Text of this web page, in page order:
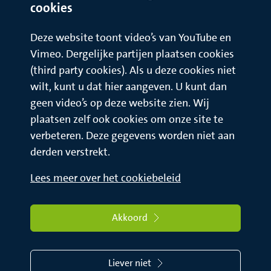
Veerman of Anouk Toebes. Telefoonnummer (0183) 64 44 34.
cookies
Deze website toont video’s van YouTube en
Vimeo. Dergelijke partijen plaatsen cookies
(third party cookies). Als u deze cookies niet
wilt, kunt u dat hier aangeven. U kunt dan
geen video’s op deze website zien. Wij
plaatsen zelf ook cookies om onze site te
verbeteren. Deze gegevens worden niet aan
derden verstrekt.
Lees meer over het cookiebeleid
Akkoord
Liever niet